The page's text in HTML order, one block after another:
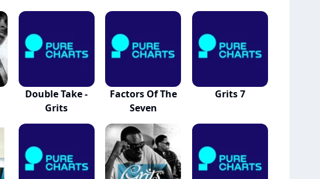
Double Take -
Grits
Factors Of The
Seven
Grits 7